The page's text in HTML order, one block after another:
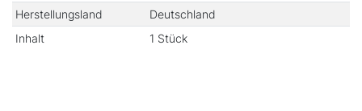
Herstellungsland
Deutschland
Inhalt
1 Stück